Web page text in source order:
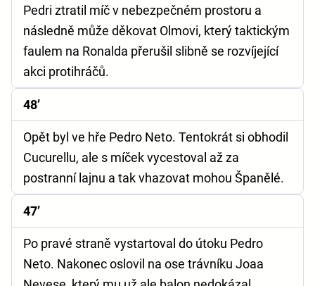
Pedri ztratil míč v nebezpečném prostoru a
následně může děkovat Olmovi, který taktickým
faulem na Ronalda přerušil slibně se rozvíjející
akci protihráčů.
48’
Opět byl ve hře Pedro Neto. Tentokrát si obhodil
Cucurellu, ale s míček vycestoval až za
postranní lajnu a tak vhazovat mohou Španělé.
47’
Po pravé straně vystartoval do útoku Pedro
Neto. Nakonec oslovil na ose trávníku Joaa